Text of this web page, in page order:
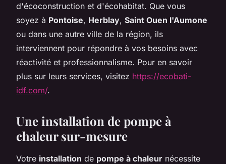
d'écoconstruction et d'écohabitat. Que vous
soyez à Pontoise, Herblay, Saint Ouen l'Aumone
ou dans une autre ville de la région, ils
interviennent pour répondre à vos besoins avec
réactivité et professionnalisme. Pour en savoir
plus sur leurs services, visitez https://ecobati-
idf.com/.
Une installation de pompe à
chaleur sur-mesure
Votre installation de pompe à chaleur nécessite